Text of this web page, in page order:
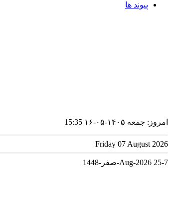
پیوند ها
امروز: جمعه ۱۴۰۵-۰۵-۱۶ 15:35
Friday 07 August 2026
7-Aug-2026 25-صفر-1448